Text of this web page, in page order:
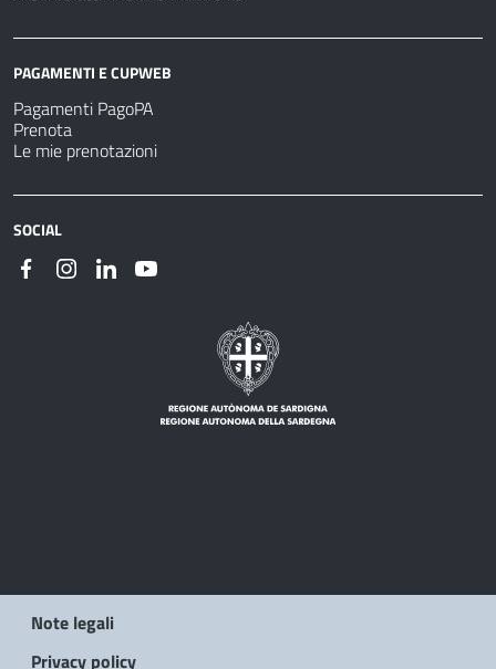
PAGAMENTI E CUPWEB
Pagamenti PagoPA
Prenota
Le mie prenotazioni
SOCIAL
Note legali
Privacy policy